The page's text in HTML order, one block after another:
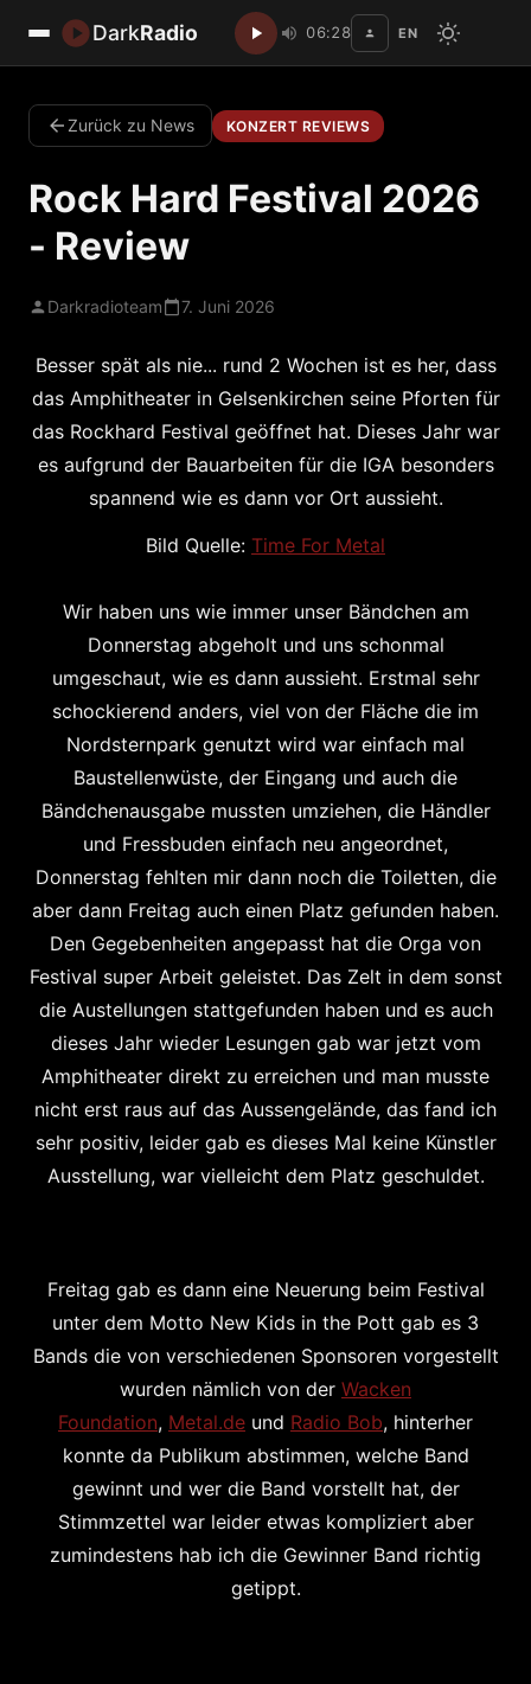
DarkRadio 06:28 EN
Zurück zu News KONZERT REVIEWS
Rock Hard Festival 2026
- Review
Darkradioteam 7. Juni 2026
Besser spät als nie... rund 2 Wochen ist es her, dass
das Amphitheater in Gelsenkirchen seine Pforten für
das Rockhard Festival geöffnet hat. Dieses Jahr war
es aufgrund der Bauarbeiten für die IGA besonders
spannend wie es dann vor Ort aussieht.
Bild Quelle: Time For Metal
Wir haben uns wie immer unser Bändchen am
Donnerstag abgeholt und uns schonmal
umgeschaut, wie es dann aussieht. Erstmal sehr
schockierend anders, viel von der Fläche die im
Nordsternpark genutzt wird war einfach mal
Baustellenwüste, der Eingang und auch die
Bändchenausgabe mussten umziehen, die Händler
und Fressbuden einfach neu angeordnet,
Donnerstag fehlten mir dann noch die Toiletten, die
aber dann Freitag auch einen Platz gefunden haben.
Den Gegebenheiten angepasst hat die Orga von
Festival super Arbeit geleistet. Das Zelt in dem sonst
die Austellungen stattgefunden haben und es auch
dieses Jahr wieder Lesungen gab war jetzt vom
Amphitheater direkt zu erreichen und man musste
nicht erst raus auf das Aussengelände, das fand ich
sehr positiv, leider gab es dieses Mal keine Künstler
Ausstellung, war vielleicht dem Platz geschuldet.
Freitag gab es dann eine Neuerung beim Festival
unter dem Motto New Kids in the Pott gab es 3
Bands die von verschiedenen Sponsoren vorgestellt
wurden nämlich von der Wacken
Foundation, Metal.de und Radio Bob, hinterher
konnte da Publikum abstimmen, welche Band
gewinnt und wer die Band vorstellt hat, der
Stimmzettel war leider etwas kompliziert aber
zumindestens hab ich die Gewinner Band richtig
getippt.